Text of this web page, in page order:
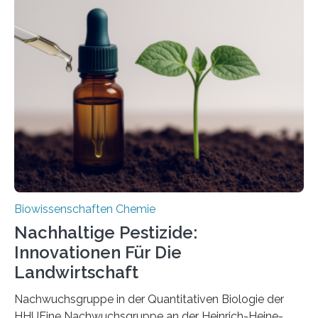
Region Kachin in Myanmar und hat sich in
ausgezeichnetem Zustand erhalten. Es konnte als neue
Art einer neuen Gattung beschrieben werden und trägt
nun den Namen Cretosabethes primaevus. Dieser erste
fossile Nachweis einer Stechmückenlarve in Bernstein
stellt gleichzeitig den ersten Fossilfund einer
Mückenlarve aus dem Mesozoikum dar, denn…
Biowissenschaften Chemie
Nachhaltige Pestizide:
Innovationen Für Die
Landwirtschaft
Nachwuchsgruppe in der Quantitativen Biologie der